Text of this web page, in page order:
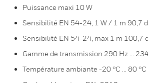
Puissance maxi 10 W
Sensibilité EN 54-24, 1 W / 1 m 90,7
Sensibilité EN 54-24, max 1 m 100,7
Gamme de transmission 290 Hz ...
Température ambiante -20 °C ... 80 °C